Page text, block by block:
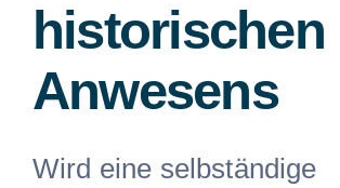
historischen
Anwesens
Wird eine selbständige